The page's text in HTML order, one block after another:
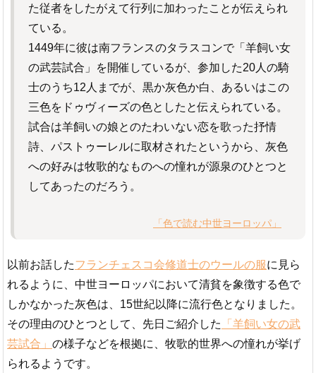
た従者をしたがえて行列に加わったことが伝えられ
ている。
1449年に彼は南フランスのタラスコンで「羊飼い女
の武芸試合」を開催しているが、参加した20人の騎
士のうち12人までが、黒か灰色か白、あるいはこの
三色をドゥヴィーズの色としたと伝えられている。
試合は羊飼いの娘とのたわいない恋を歌った抒情
詩、パストゥーレルに取材されたというから、灰色
への好みは牧歌的なものへの憧れが源泉のひとつと
してあったのだろう。
「色で読む中世ヨーロッパ」
以前お話したフランチェスコ会修道士のウールの服に見ら
れるように、中世ヨーロッパにおいて清貧を象徴する色で
しかなかった灰色は、15世紀以降に流行色となりました。
その理由のひとつとして、先日ご紹介した
「羊飼い女の武
芸試合」 の様子などを根拠に、牧歌的世界への憧れが挙げ
られるようです。